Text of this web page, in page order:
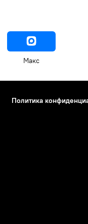
Макс
Политика